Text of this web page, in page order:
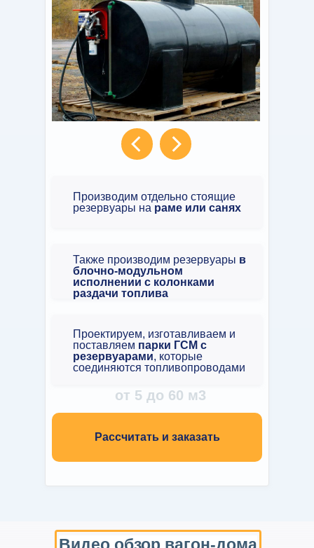
Производим отдельно стоящие
резервуары на раме или санях
Также производим резервуары в
блочно-модульном
исполнении с колонками
раздачи топлива
Рассчитать и заказать
Проектируем, изготавливаем и
поставляем парки ГСМ с
резервуарами, которые
соединяются топливопроводами
от 5 до 60 м3